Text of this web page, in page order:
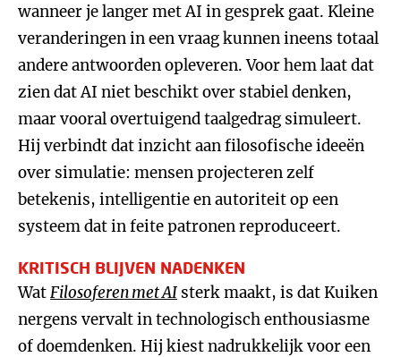
wanneer je langer met AI in gesprek gaat. Kleine
veranderingen in een vraag kunnen ineens totaal
andere antwoorden opleveren. Voor hem laat dat
zien dat AI niet beschikt over stabiel denken,
maar vooral overtuigend taalgedrag simuleert.
Hij verbindt dat inzicht aan filosofische ideeën
over simulatie: mensen projecteren zelf
betekenis, intelligentie en autoriteit op een
systeem dat in feite patronen reproduceert.
KRITISCH BLIJVEN NADENKEN
WatFilosoferen met AI sterk maakt, is dat Kuiken
nergens vervalt in technologisch enthousiasme
of doemdenken. Hij kiest nadrukkelijk voor een